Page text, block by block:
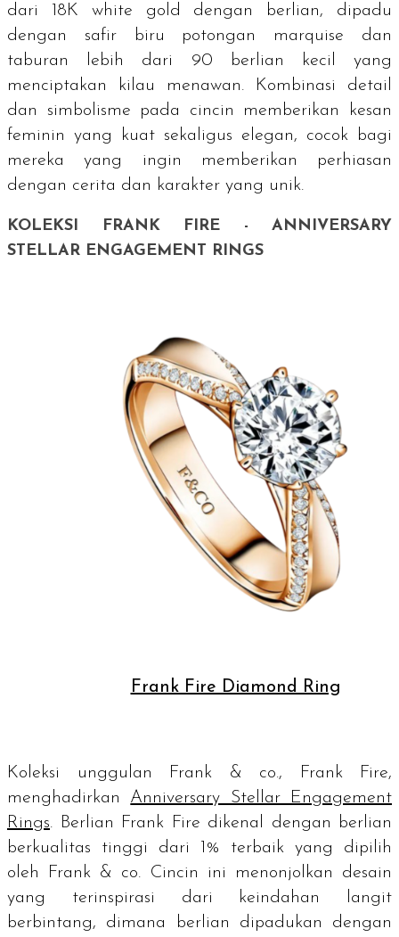
dari 18K white gold
dengan berlian, dipadu
dengan safir biru potongan marquise dan
taburan lebih dari 90 berlian kecil yang
menciptakan kilau menawan. Kombinasi detail
dan simbolisme pada cincin memberikan kesan
feminin yang kuat sekaligus elegan, cocok bagi
mereka yang ingin memberikan perhiasan
dengan cerita dan karakter yang unik.
KOLEKSI FRANK FIRE - ANNIVERSARY
STELLAR ENGAGEMENT RINGS
Frank Fire Diamond Ring
Koleksi unggulan Frank & co., Frank Fire,
menghadirkan Anniversary Stellar Engagement
Rings. Berlian Frank Fire dikenal dengan berlian
berkualitas tinggi dari 1% terbaik yang dipilih
oleh Frank & co. Cincin ini menonjolkan desain
yang terinspirasi dari keindahan langit
berbintang, dimana berlian dipadukan dengan